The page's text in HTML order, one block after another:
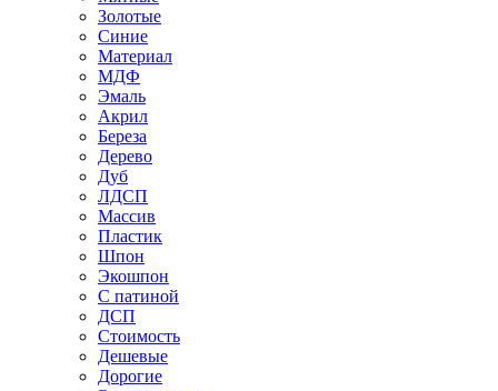
Золотые
Синие
Материал
МДФ
Эмаль
Акрил
Береза
Дерево
Дуб
ЛДСП
Массив
Пластик
Шпон
Экошпон
С патиной
ДСП
Стоимость
Дешевые
Дорогие